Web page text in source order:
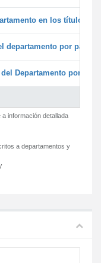
en los títulos de
departamento por parte
Departamento por
información detallada
a departamentos y